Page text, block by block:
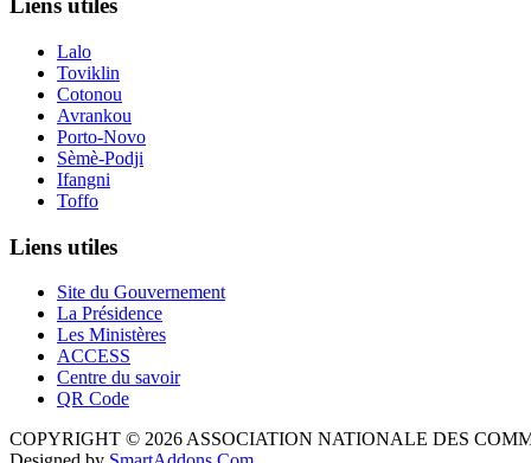
Liens utiles
Lalo
Toviklin
Cotonou
Avrankou
Porto-Novo
Sèmè-Podji
Ifangni
Toffo
Liens utiles
Site du Gouvernement
La Présidence
Les Ministères
ACCESS
Centre du savoir
QR Code
COPYRIGHT © 2026 ASSOCIATION NATIONALE DES